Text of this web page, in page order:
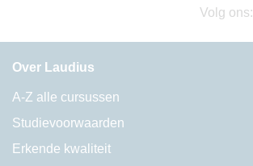
Volg ons:
Over Laudius
A-Z alle cursussen
Studievoorwaarden
Erkende kwaliteit